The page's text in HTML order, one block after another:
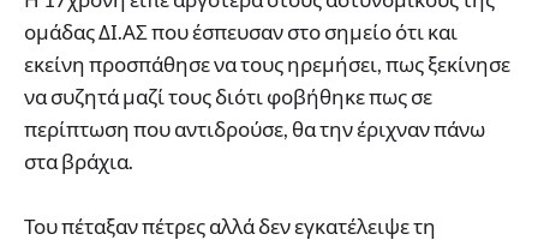
ομάδας ΔΙ.ΑΣ που έσπευσαν στο σημείο ότι και
εκείνη προσπάθησε να τους ηρεμήσει, πως ξεκίνησε
να συζητά μαζί τους διότι φοβήθηκε πως σε
περίπτωση που αντιδρούσε, θα την έριχναν πάνω
στα βράχια.
Του πέταξαν πέτρες αλλά δεν εγκατέλειψε τη